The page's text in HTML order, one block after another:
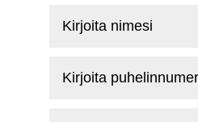
nimesi
puhelinnumero